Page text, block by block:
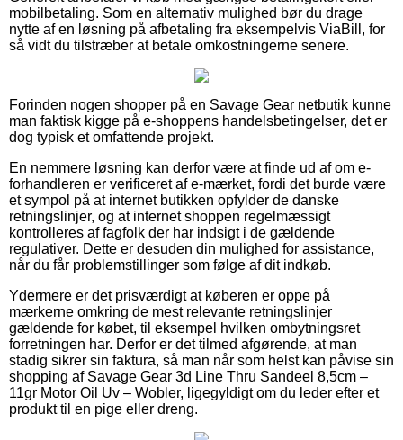
mobilbetaling. Som en alternativ mulighed bør du drage
nytte af en løsning på afbetaling fra eksempelvis ViaBill, for
så vidt du tilstræber at betale omkostningerne senere.
Forinden nogen shopper på en Savage Gear netbutik kunne
man faktisk kigge på e-shoppens handelsbetingelser, det er
dog typisk et omfattende projekt.
En nemmere løsning kan derfor være at finde ud af om e-
forhandleren er verificeret af e-mærket, fordi det burde være
et sympol på at internet butikken opfylder de danske
retningslinjer, og at internet shoppen regelmæssigt
kontrolleres af fagfolk der har indsigt i de gældende
regulativer. Dette er desuden din mulighed for assistance,
når du får problemstillinger som følge af dit indkøb.
Ydermere er det prisværdigt at køberen er oppe på
mærkerne omkring de mest relevante retningslinjer
gældende for købet, til eksempel hvilken ombytningsret
forretningen har. Derfor er det tilmed afgørende, at man
stadig sikrer sin faktura, så man når som helst kan påvise sin
shopping af Savage Gear 3d Line Thru Sandeel 8,5cm –
11gr Motor Oil Uv – Wobler, ligegyldigt om du leder efter et
produkt til en pige eller dreng.